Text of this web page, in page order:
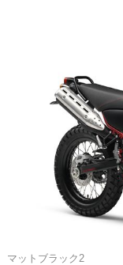
マットブラック2